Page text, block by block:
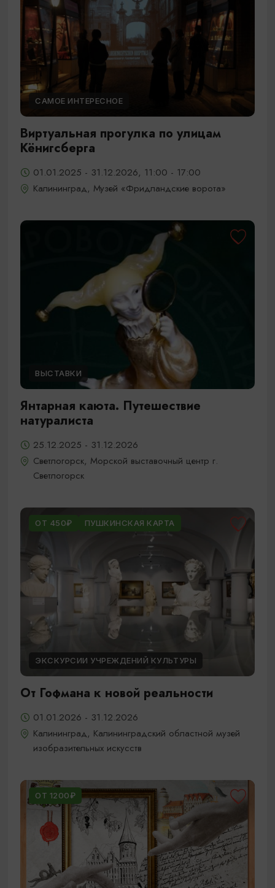
САМОЕ ИНТЕРЕСНОЕ
Виртуальная прогулка по улицам
Кёнигсберга
01.01.2025 - 31.12.2026, 11:00 - 17:00
Калининград, Музей «Фридландские ворота»
ВЫСТАВКИ
Янтарная каюта. Путешествие
натуралиста
25.12.2025 - 31.12.2026
Светлогорск, Морской выставочный центр г.
Светлогорск
ОТ 450₽ ПУШКИНСКАЯ КАРТА
ЭКСКУРСИИ УЧРЕЖДЕНИЙ КУЛЬТУРЫ
От Гофмана к новой реальности
01.01.2026 - 31.12.2026
Калининград, Калининградский областной музей
изобразительных искусств
ОТ 1200₽